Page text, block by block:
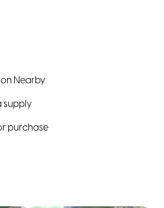
Nearby
supply
purchase